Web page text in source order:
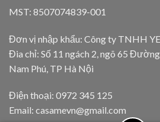
MST: 8507074839-001
Đơn vị nhập khẩu: Công ty TNHH
Đia chỉ: Số 11 ngách 2, ngõ 65
Nam Phú, TP Hà Nội
Điện thoại: 0972 345 125
Email: casamevn@gmail.com